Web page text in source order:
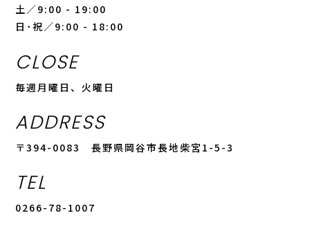
土／9:00 - 19:00
日･祝／9:00 - 18:00
CLOSE
毎週月曜日、火曜日
ADDRESS
〒394-0083 長野県岡谷市長地柴宮1-5-3
TEL
0266-78-1007